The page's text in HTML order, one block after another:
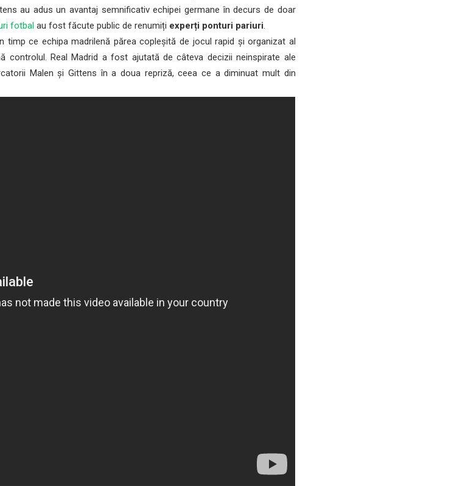
au adus un avantaj semnificativ echipei germane în decurs de doar
fotbal au fost făcute public de renumiți experți ponturi pariuri.
timp ce echipa madrilenă părea copleșită de jocul rapid și organizat al
controlul. Real Madrid a fost ajutată de câteva decizii neinspirate ale
Malen și Gittens în a doua repriză, ceea ce a diminuat mult din